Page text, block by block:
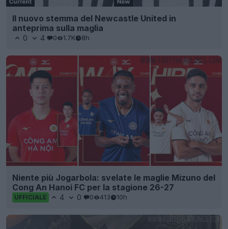
Il nuovo stemma del Newcastle United in
anteprima sulla maglia
0 4 0 1.7K 8h
Niente più Jogarbola: svelate le maglie Mizuno del
Cong An Hanoi FC per la stagione 26-27
UFFICIALE 4 0 0 413 10h